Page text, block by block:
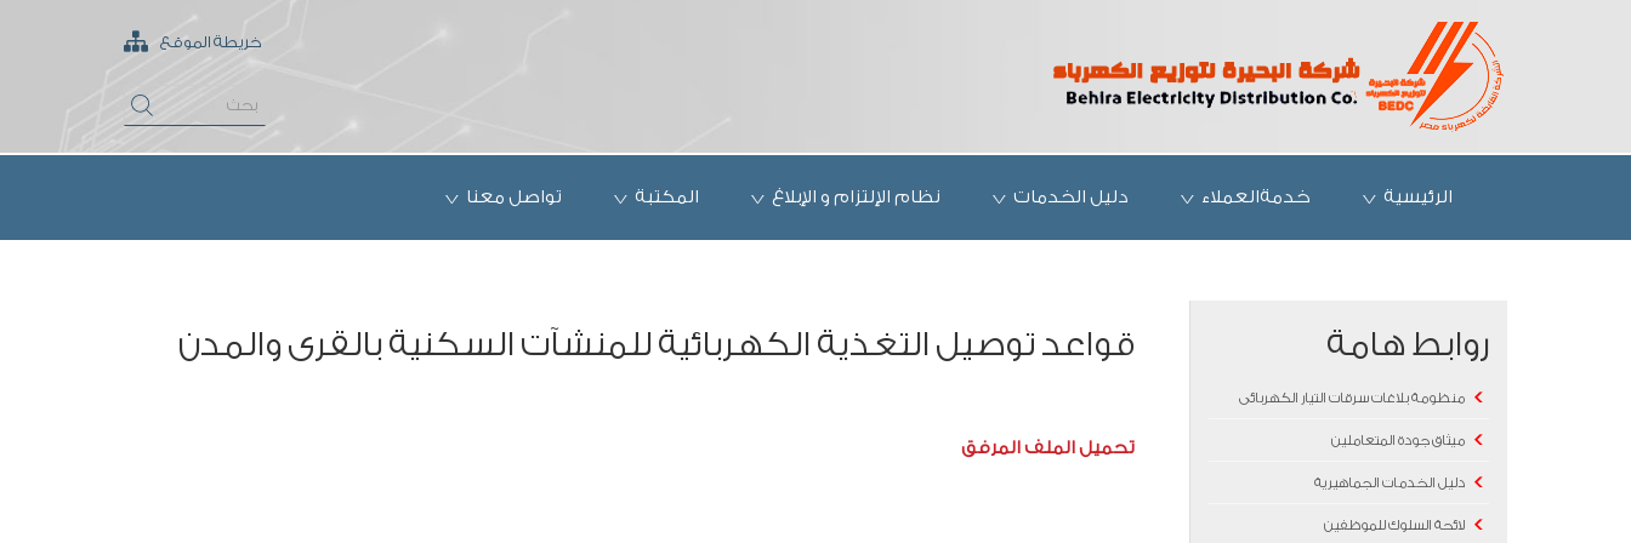
خريطة الموقع
الرئيسية خدمةالعملاء دليل الخدمات نظام الإلتزام و الإبلاغ المكتبة تواصل معنا
روابط هامة
منظومة بلاغات سرقات التيار الكهربائى
ميثاق جودة المتعاملين
دليل الخدمات الجماهيرية
لائحة السلوك للموظفين
قواعد توصيل التغذية الكهربائية للمنشآت السكنية بالقرى والمدن
تحميل الملف المرفق